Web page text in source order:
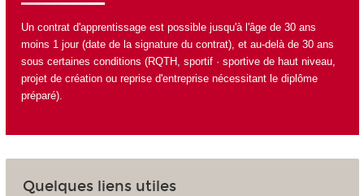
Un contrat d'apprentissage est possible jusqu'à l'âge de 30 ans
moins 1 jour (date de la signature du contrat), et au-delà de 30 ans
sous certaines conditions (RQTH, sportif · sportive de haut niveau,
projet de création ou reprise d'entreprise nécessitant le diplôme
préparé).
Quelques liens utiles